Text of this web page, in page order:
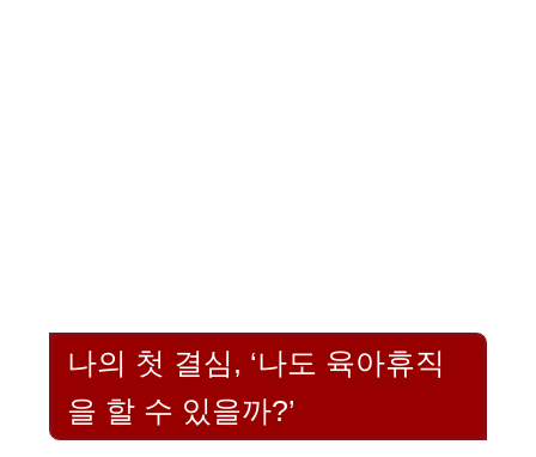
나의 첫 결심, ‘나도 육아휴직
을 할 수 있을까?’